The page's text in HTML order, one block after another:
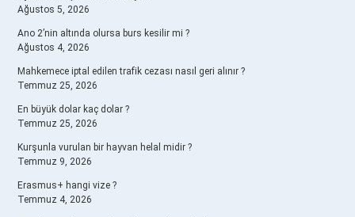
Ağustos 5, 2026
Ano 2’nin altında olursa burs kesilir mi ?
Ağustos 4, 2026
Mahkemece iptal edilen trafik cezası nasıl geri alınır ?
Temmuz 25, 2026
En büyük dolar kaç dolar ?
Temmuz 25, 2026
Kurşunla vurulan bir hayvan helal midir ?
Temmuz 9, 2026
Erasmus+ hangi vize ?
Temmuz 4, 2026